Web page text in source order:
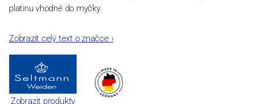
platinu vhodné do myčky.
Zobrazit celý text o značce›
Zobrazit produkty